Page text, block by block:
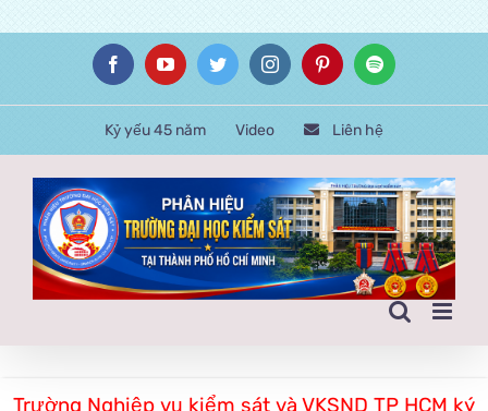
content
FacebookYouTubeTwitterInstagramPinterestSpotify
Kỷ yếu 45 năm Video Liên hệ
Trường Nghiệp vụ kiểm sát và VKSND TP HCM ký